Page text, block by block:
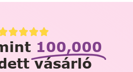
100,000
vásárló